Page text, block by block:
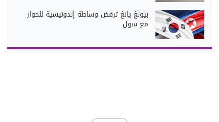
بيونغ يانغ ترفض وساطة إندونيسية للحوار
مع سول